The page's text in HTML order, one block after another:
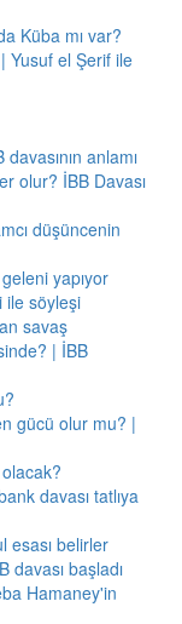
Küba mı var?
Yusuf el Şerif ile
anlamı
olur? İBB Davası
düşüncenin
yapıyor
ile söyleşi
savaş
| İBB
gücü olur mu? |
davası tatlıya
esası belirler
davası başladı
Hamaney'in